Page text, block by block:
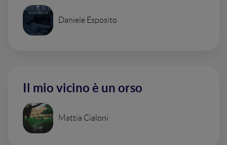
Daniele Esposito
Il mio vicino è un orso
Mattia Cialoni